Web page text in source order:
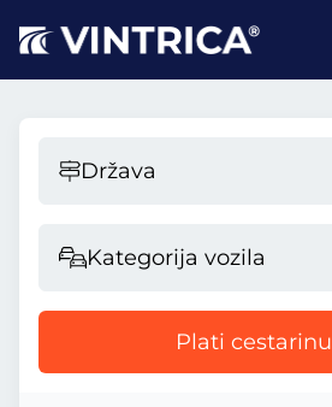
Država
Kategorija vozila
Plati cestarinu